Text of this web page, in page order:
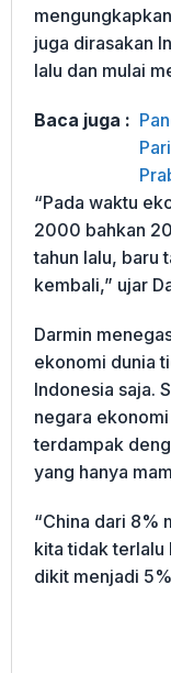
juga dirasakan
lalu dan mulai
Baca juga :
“Pada waktu
2000 bahkan
tahun lalu, baru
kembali,” ujar
Darmin
ekonomi dunia
Indonesia saja.
negara
terdampak
yang hanya
“China dari 8%
kita tidak terlalu
dikit menjadi